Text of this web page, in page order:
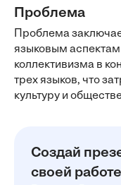
Проблема
Проблема
языковым
коллективизма в
трех языков, что
культуру и
Создай
своей